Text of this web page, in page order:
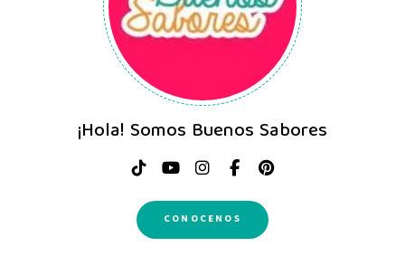
¡Hola! Somos Buenos Sabores
CONOCENOS